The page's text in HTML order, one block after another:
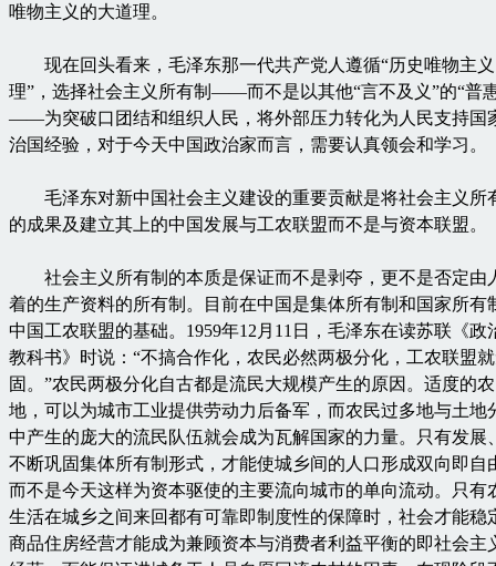
唯物主义的大道理。
现在回头看来，毛泽东那一代共产党人遵循“历史唯物主
理”，选择社会主义所有制——而不是以其他“言不及义”的“普
——为突破口团结和组织人民，将外部压力转化为人民支持国
治国经验，对于今天中国政治家而言，需要认真领会和学习。
毛泽东对新中国社会主义建设的重要贡献是将社会主义所
的成果及建立其上的中国发展与工农联盟而不是与资本联盟。
社会主义所有制的本质是保证而不是剥夺，更不是否定由
着的生产资料的所有制。目前在中国是集体所有制和国家所有
中国工农联盟的基础。1959年12月11日，毛泽东在读苏联《政
教科书》时说：“不搞合作化，农民必然两极分化，工农联盟
固。”农民两极分化自古都是流民大规模产生的原因。适度的
地，可以为城市工业提供劳动力后备军，而农民过多地与土地
中产生的庞大的流民队伍就会成为瓦解国家的力量。只有发展
不断巩固集体所有制形式，才能使城乡间的人口形成双向即自
而不是今天这样为资本驱使的主要流向城市的单向流动。只有
生活在城乡之间来回都有可靠即制度性的保障时，社会才能稳
商品住房经营才能成为兼顾资本与消费者利益平衡的即社会主